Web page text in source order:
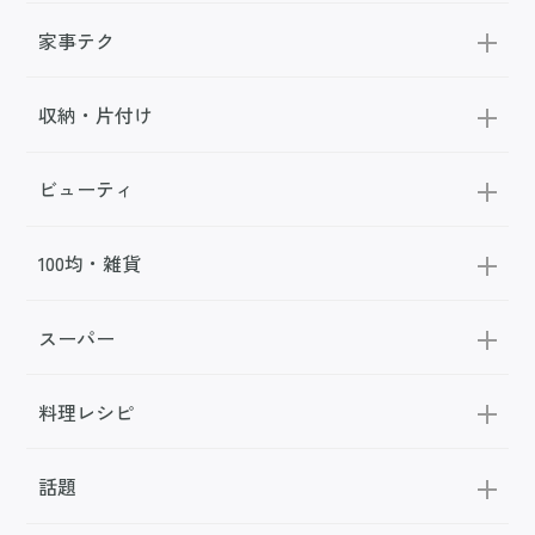
家事テク
収納・片付け
ビューティ
100均・雑貨
スーパー
料理レシピ
話題